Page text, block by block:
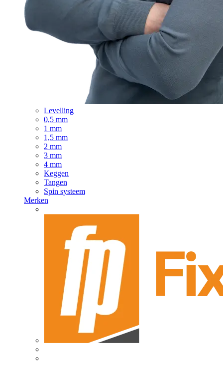
Levelling
0,5 mm
1 mm
1,5 mm
2 mm
3 mm
4 mm
Keggen
Tangen
Spin systeem
Merken